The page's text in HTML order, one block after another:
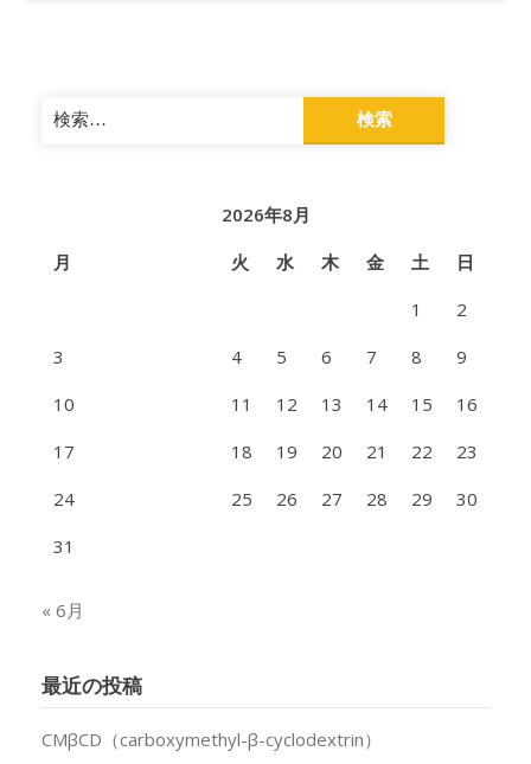
検
索:
2026年8月
月
火 水 木 金 土
日
1
2
3
4 5 6 7 8
9
10
11 12 13 14 15
16
17
18 19 20 21 22
23
24
25 26 27 28 29
30
31
« 6月
最近の投稿
CMβCD（carboxymethyl-β-cyclodextrin）